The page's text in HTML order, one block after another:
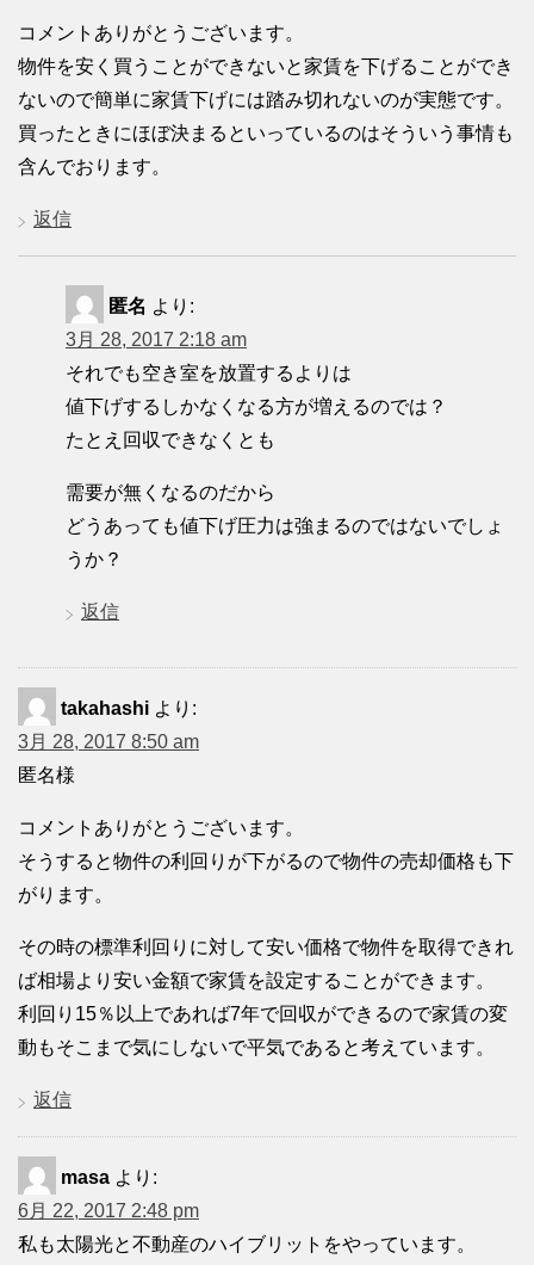
コメントありがとうございます。
物件を安く買うことができないと家賃を下げることができ
ないので簡単に家賃下げには踏み切れないのが実態です。
買ったときにほぼ決まるといっているのはそういう事情も
含んでおります。
返信
匿名 より:
3月 28, 2017 2:18 am
それでも空き室を放置するよりは
値下げするしかなくなる方が増えるのでは？
たとえ回収できなくとも
需要が無くなるのだから
どうあっても値下げ圧力は強まるのではないでしょ
うか？
返信
takahashi より:
3月 28, 2017 8:50 am
匿名様
コメントありがとうございます。
そうすると物件の利回りが下がるので物件の売却価格も下
がります。
その時の標準利回りに対して安い価格で物件を取得できれ
ば相場より安い金額で家賃を設定することができます。
利回り15％以上であれば7年で回収ができるので家賃の変
動もそこまで気にしないで平気であると考えています。
返信
masa より:
6月 22, 2017 2:48 pm
私も太陽光と不動産のハイブリットをやっています。